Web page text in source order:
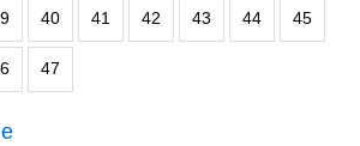
40 41 42 43 44 45
47